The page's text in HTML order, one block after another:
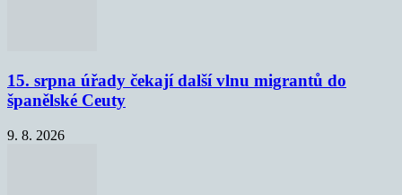
15. srpna úřady čekají další vlnu migrantů do
španělské Ceuty
9. 8. 2026